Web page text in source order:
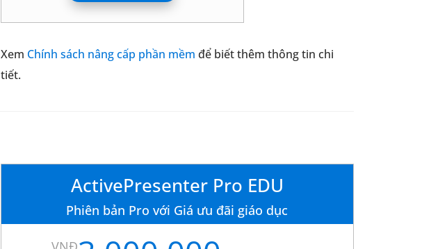
Xem Chính sách nâng cấp phần mềm để biết thêm thông tin chi
tiết.
ActivePresenter Pro EDU
Phiên bản Pro với Giá ưu đãi giáo dục